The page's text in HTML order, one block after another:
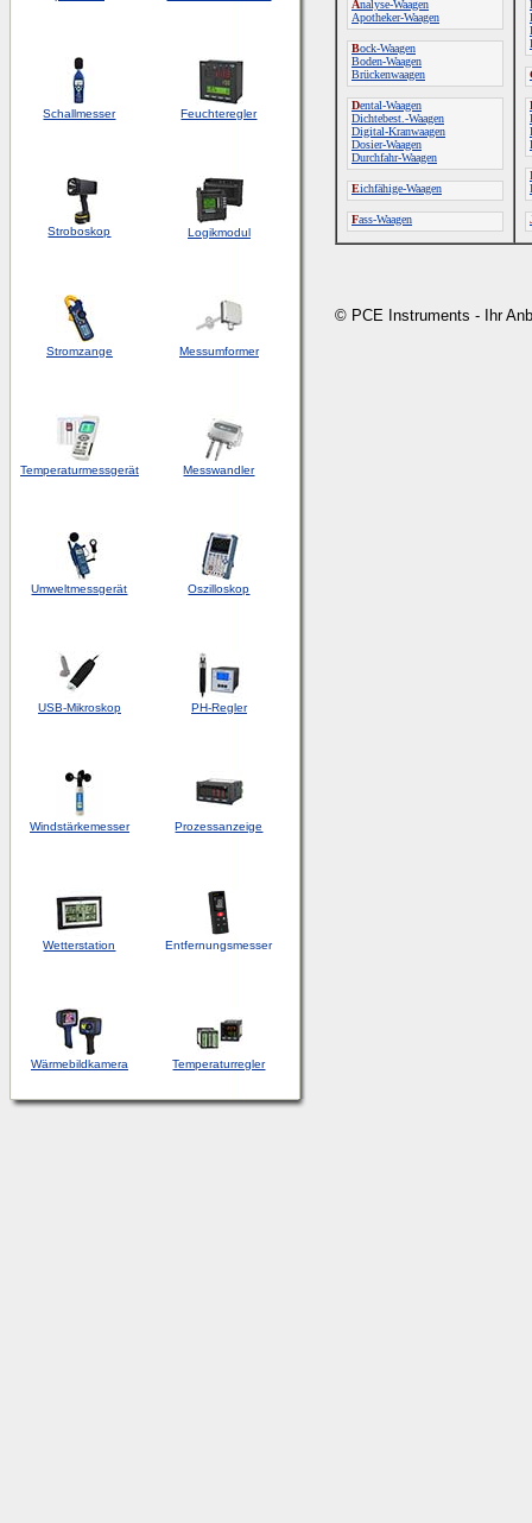
Schallmesser Feuchteregler
Stroboskop Logikmodul
Stromzange Messumformer
Temperaturmessgerät Messwandler
Umweltmessgerät Oszilloskop
USB-Mikroskop PH-Regler
Windstärkemesser Prozessanzeige
Wetterstation Entfernungsmesser
Wärmebildkamera Temperaturregler
Analyse-Waagen
Apotheker-Waagen
Bock-Waagen
Boden-Waagen
Brückenwaagen
Dental-Waagen
Dichtebest.-Waagen
Digital-Kranwaagen
Dosier-Waagen
Durchfahr-Waagen
Eichfähige-Waagen
Fass-Waagen
© PCE Instruments - Ihr